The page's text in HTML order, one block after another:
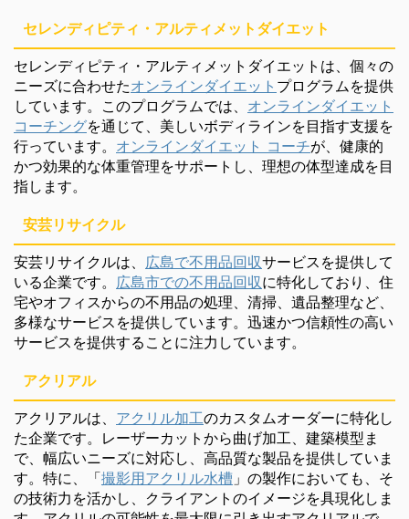
セレンディピティ・アルティメットダイエット
セレンディピティ・アルティメットダイエットは、個々の
ニーズに合わせたオンラインダイエット プログラムを提供
しています。このプログラムでは、 オンラインダイエット
コーチングを通じて、美しいボディラインを目指す支援を
行っています。 オンラインダイエット コーチが、健康的
かつ効果的な体重管理をサポートし、理想の体型達成を目
指します。
安芸リサイクル
安芸リサイクルは、 広島で不用品回収サービスを提供して
いる企業です。 広島市での不用品回収に特化しており、住
宅やオフィスからの不用品の処理、清掃、遺品整理など、
多様なサービスを提供しています。迅速かつ信頼性の高い
サービスを提供することに注力しています。
アクリアル
アクリアルは、 アクリル加工のカスタムオーダーに特化し
た企業です。レーザーカットから曲げ加工、建築模型ま
で、幅広いニーズに対応し、高品質な製品を提供していま
す。特に、「撮影用アクリル水槽 」の製作においても、そ
の技術力を活かし、クライアントのイメージを具現化しま